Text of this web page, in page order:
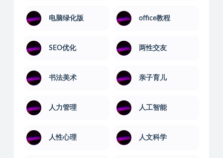
电脑绿化版 office教程
SEO优化 两性交友
书法美术 亲子育儿
人力管理 人工智能
人性心理 人文科学